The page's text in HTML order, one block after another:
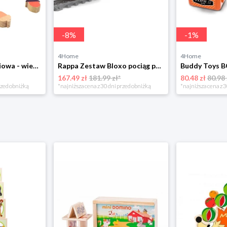
Bino Gra zręcznościowa - wiewiórka
obniżką
-8%
4Home
Rappa Zestaw Bloxo pociąg pospieszny na baterie z torami, 615 elementów
167.49 zł181.99 zł*
*najniższa cena z 30 dni przed obniżką
-1%
4Home
80.48 zł80.98
*najniższa cena z